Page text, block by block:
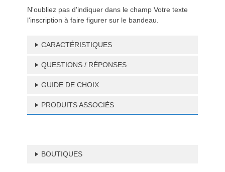
N'oubliez pas d'indiquer dans le champ Votre texte
l'inscription à faire figurer sur le bandeau.
CARACTÉRISTIQUES
QUESTIONS / RÉPONSES
GUIDE DE CHOIX
PRODUITS ASSOCIÉS
BOUTIQUES